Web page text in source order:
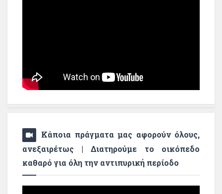
Κάποια πράγματα μας αφορούν όλους,
ανεξαιρέτως | Διατηρούμε το οικόπεδο
καθαρό για όλη την αντιπυρική περίοδο